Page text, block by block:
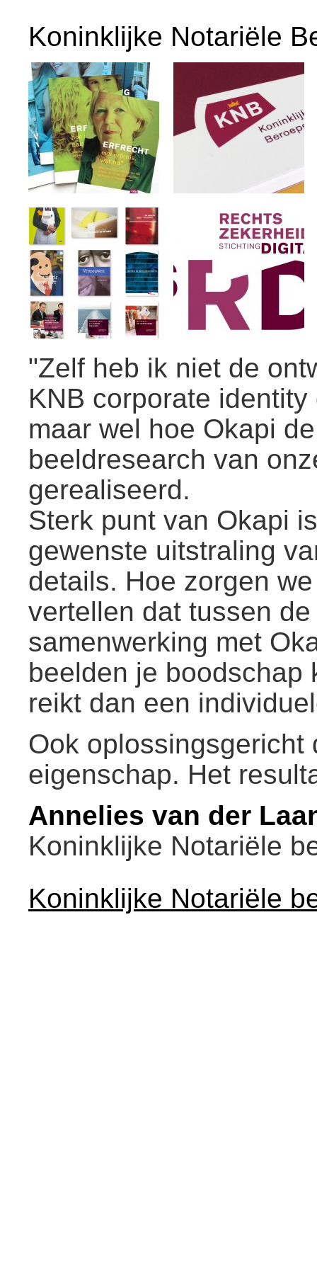
Koninklijke Notariële
"Zelf heb ik niet de
KNB corporate
maar wel hoe Okapi
beeldresearch van
gerealiseerd.
Sterk punt van Okapi
gewenste uitstraling
details. Hoe zorgen
vertellen dat tussen
samenwerking met
beelden je boodschap
reikt dan een
Ook oplossingsgericht
eigenschap. Het
Annelies van der
Koninklijke Notariële
Koninklijke Notariële